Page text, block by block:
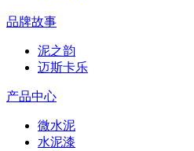
品牌故事
泥之韵
迈斯卡乐
产品中心
微水泥
水泥漆